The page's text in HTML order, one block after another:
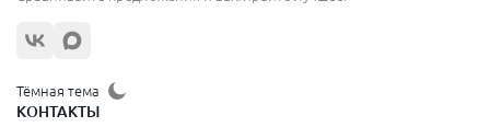
Тёмная тема
КОНТАКТЫ